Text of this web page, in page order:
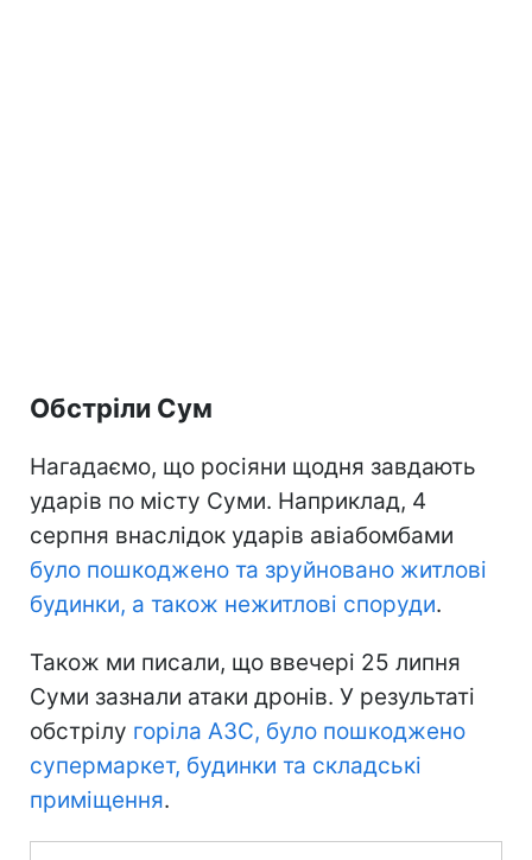
Обстріли Сум
Нагадаємо, що росіяни щодня завдають
ударів по місту Суми. Наприклад, 4
серпня внаслідок ударів авіабомбами
було пошкоджено та зруйновано житлові
будинки, а також нежитлові споруди.
Також ми писали, що ввечері 25 липня
Суми зазнали атаки дронів. У результаті
обстрілу горіла АЗС, було пошкоджено
супермаркет, будинки та складські
приміщення.